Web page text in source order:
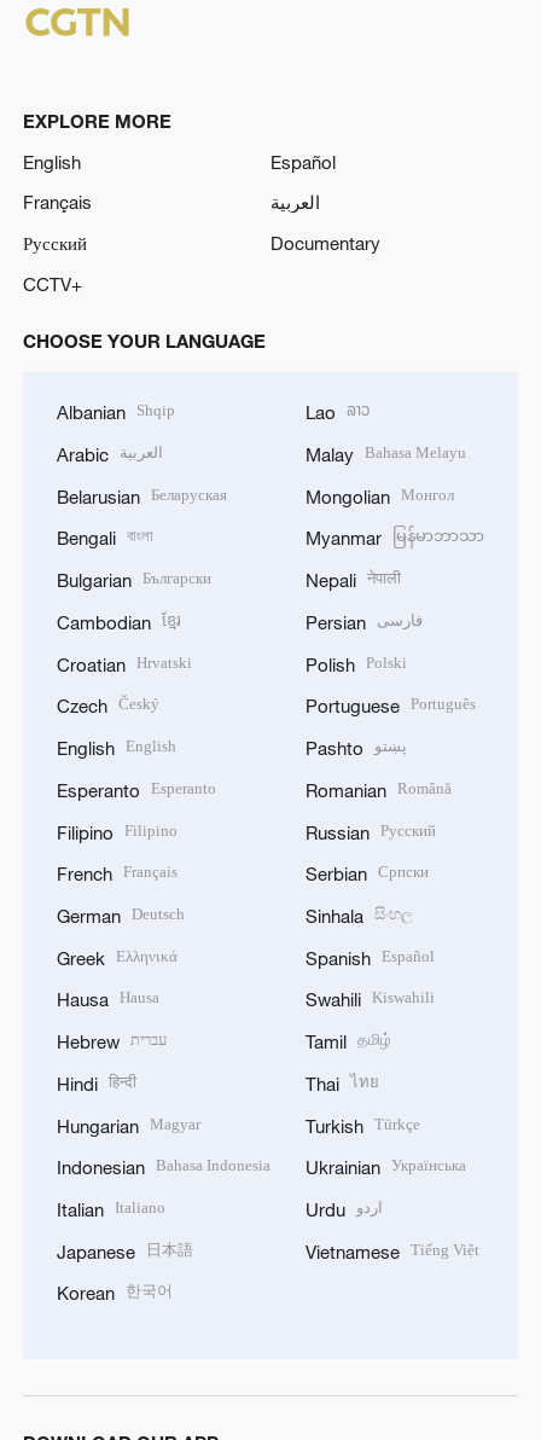
EXPLORE MORE
English
Español
Français
العربية
Русский
Documentary
CCTV+
CHOOSE YOUR LANGUAGE
Albanian Shqip
Arabic العربية
Belarusian Беларуская
Bengali বাংলা
Bulgarian Български
Cambodian ខ្មែរ
Croatian Hrvatski
Czech Český
English English
Esperanto Esperanto
Filipino Filipino
French Français
German Deutsch
Greek Ελληνικά
Hausa Hausa
Hebrew עברית
Hindi हिन्दी
Hungarian Magyar
Indonesian Bahasa Indonesia
Italian Italiano
Japanese 日本語
Korean 한국어
Lao ລາວ
Malay Bahasa Melayu
Mongolian Монгол
Myanmar မြန်မာဘာသာ
Nepali नेपाली
Persian فارسی
Polish Polski
Portuguese Português
Pashto پښتو
Romanian Română
Russian Русский
Serbian Српски
Sinhala සිංහල
Spanish Español
Swahili Kiswahili
Tamil தமிழ்
Thai ไทย
Turkish Türkçe
Ukrainian Українська
Urdu اردو
Vietnamese Tiếng Việt